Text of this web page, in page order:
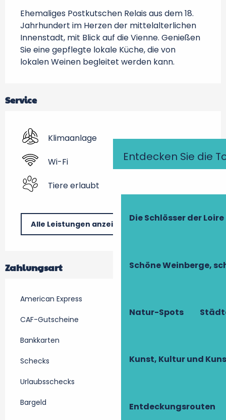
Entdecken Sie die
Die Schlösser der Loire
Schöne Weinberge,
Natur-Spots
Kunst, Kultur und
Entdeckungsrouten
Ehemaliges Postkutschen Relais aus dem 18.
Jahrhundert im Herzen der mittelalterlichen
Innenstadt, mit Blick auf die Vienne. Genießen
Sie eine gepflegte lokale Küche, die von
lokalen Weinen begleitet werden kann.
Service
Klimaanlage
Wi-Fi
Tiere erlaubt
Alle Leistungen anzeigen
Zahlungsart
American Express
CAF-Gutscheine
Bankkarten
Schecks
Urlaubsschecks
Bargeld